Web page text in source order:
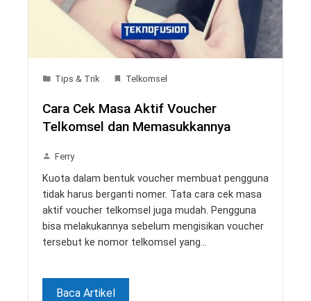
Tips & Trik Telkomsel
Cara Cek Masa Aktif Voucher
Telkomsel dan Memasukkannya
Ferry
Kuota dalam bentuk voucher membuat pengguna
tidak harus berganti nomer. Tata cara cek masa
aktif voucher telkomsel juga mudah. Pengguna
bisa melakukannya sebelum mengisikan voucher
tersebut ke nomor telkomsel yang…
Baca Artikel